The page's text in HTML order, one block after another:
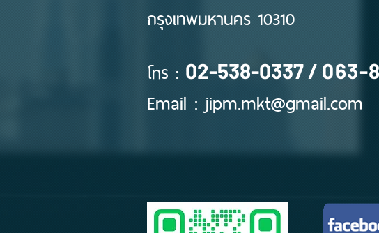
กรุงเทพมหานคร 10310
โทร : 02-538-0337 / 063-
Email : jipm.mkt@gmail.com